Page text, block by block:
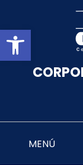
Abrir
MENÚ